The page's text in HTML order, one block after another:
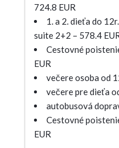
724.8 EUR
1. a 2. dieťa do
suite 2+2 – 578.4
Cestovné
EUR
večere osoba od
večere pre dieťa
autobusová
Cestovné
EUR